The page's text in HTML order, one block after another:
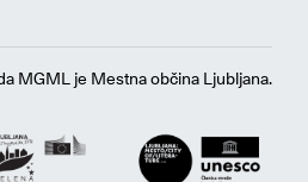
MGML je Mestna občina Ljubljana.